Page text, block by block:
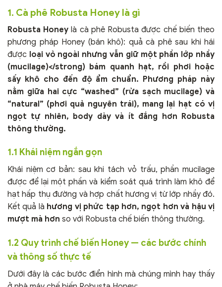
1. Cà phê Robusta Honey là gì
Robusta Honey là cà phê Robusta được chế biến theo
phương pháp Honey (bán khô): quả cà phê sau khi hái
được loại vỏ ngoài nhưng vẫn giữ một phần lớp nhầy
(mucilage)</strong) bám quanh hạt, rồi phơi hoặc
sấy khô cho đến độ ẩm chuẩn. Phương pháp này
nằm giữa hai cực “washed” (rửa sạch mucilage) và
“natural” (phơi quả nguyên trái), mang lại hạt có vị
ngọt tự nhiên, body dày và ít đắng hơn Robusta
thông thường.
1.1 Khái niệm ngắn gọn
Khái niệm cơ bản: sau khi tách vỏ trấu, phần mucilage
được để lại một phần và kiểm soát quá trình làm khô để
hạt hấp thụ đường và hợp chất hương vị từ lớp nhầy đó.
Kết quả là hương vị phức tạp hơn, ngọt hơn và hậu vị
mượt mà hơn so với Robusta chế biến thông thường.
1.2 Quy trình chế biến Honey — các bước chính
và thông số thực tế
Dưới đây là các bước điển hình mà chúng mình hay thấy